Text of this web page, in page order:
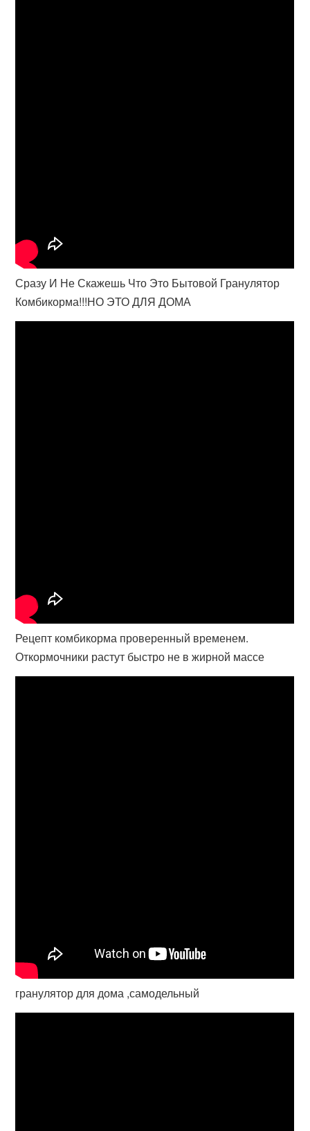
Сразу И Не Скажешь Что Это Бытовой Гранулятор
Комбикорма!!!НО ЭТО ДЛЯ ДОМА
Рецепт комбикорма проверенный временем.
Откормочники растут быстро не в жирной массе
гранулятор для дома ,самодельный